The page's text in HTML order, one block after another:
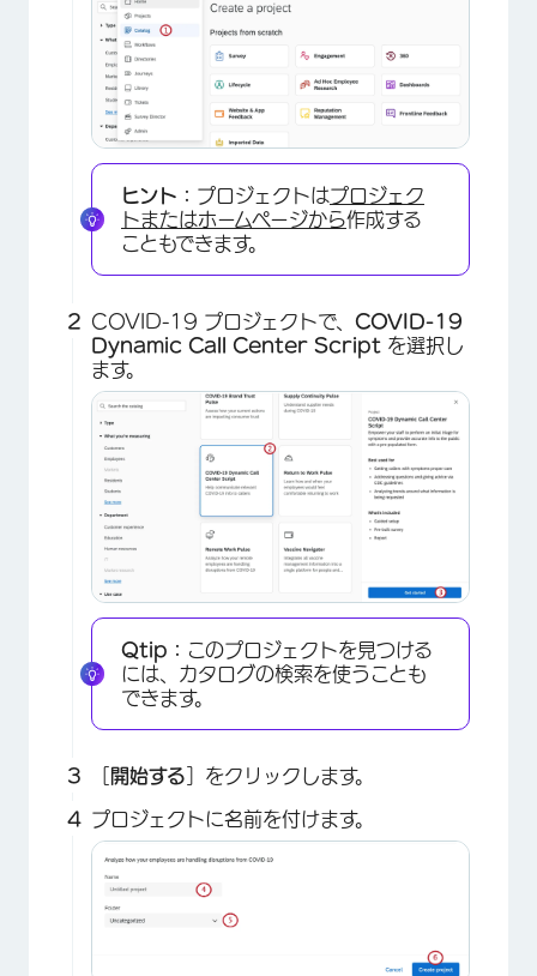
ヒント： プロジェクトはプロジェク
トまたはホームページから作成する
こともできます。
COVID-19 プロジェクトで、 COVID-19
Dynamic Call Center Script を選択し
ます。
Qtip： このプロジェクトを見つける
には、カタログの検索を使うことも
できます。
開始する ］をクリックします。
プロジェクトに名前を付けます。